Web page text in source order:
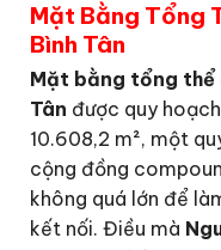
Mặt Bằng Tổng
Bình Tân
Mặt bằng tổng thể
Tân được quy
10.608,2 m², một
cộng đồng
không quá lớn để
kết nối. Điều mà